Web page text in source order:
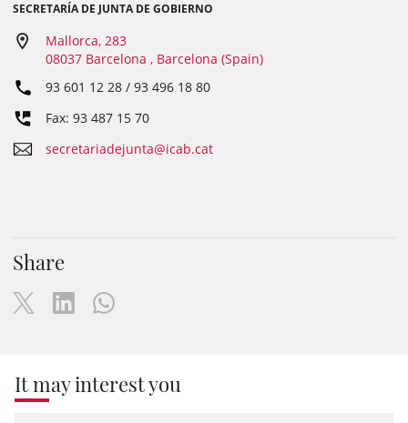
SECRETARÍA DE JUNTA DE GOBIERNO
Mallorca, 283
08037 Barcelona , Barcelona (Spain)
93 601 12 28 / 93 496 18 80
Fax: 93 487 15 70
secretariadejunta@icab.cat
Share
It may interest you